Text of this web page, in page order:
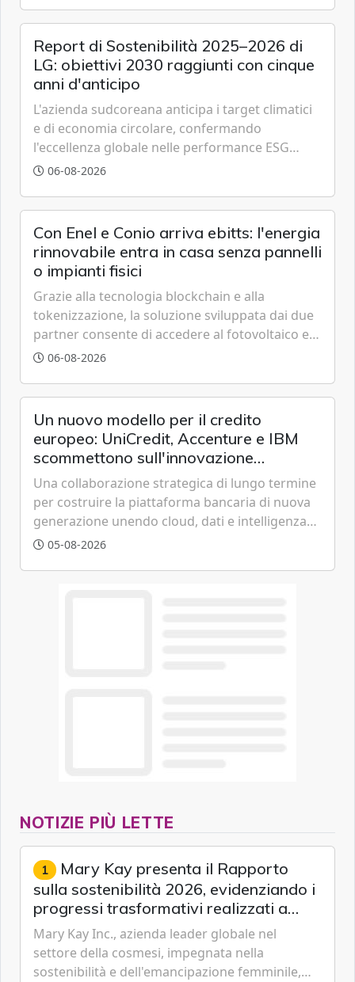
Report di Sostenibilità 2025–2026 di
LG: obiettivi 2030 raggiunti con cinque
anni d'anticipo
L'azienda sudcoreana anticipa i target climatici
e di economia circolare, confermando
l'eccellenza globale nelle performance ESG
grazie a innovazione, accessibilità e governance
06-08-2026
Con Enel e Conio arriva ebitts: l'energia
rinnovabile entra in casa senza pannelli
o impianti fisici
Grazie alla tecnologia blockchain e alla
tokenizzazione, la soluzione sviluppata dai due
partner consente di accedere al fotovoltaico e
all'eolico ottenendo risparmi diretti in bolletta,
06-08-2026
Un nuovo modello per il credito
europeo: UniCredit, Accenture e IBM
scommettono sull'innovazione
tecnologica
Una collaborazione strategica di lungo termine
per costruire la piattaforma bancaria di nuova
generazione unendo cloud, dati e intelligenza
artificiale.
05-08-2026
NOTIZIE PIÙ LETTE
1 Mary Kay presenta il Rapporto
sulla sostenibilità 2026, evidenziando i
progressi trasformativi realizzati a
livello globale nelle sfere sociale,
economica e ambientale
Mary Kay Inc., azienda leader globale nel
settore della cosmesi, impegnata nella
sostenibilità e dell'emancipazione femminile,